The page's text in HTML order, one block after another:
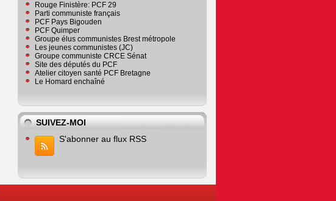
Rouge Finistère: PCF 29
Parti communiste français
PCF Pays Bigouden
PCF Quimper
Groupe élus communistes Brest métropole
Les jeunes communistes (JC)
Groupe communiste CRCE Sénat
Site des députés du PCF
Atelier citoyen santé PCF Bretagne
Le Homard enchaîné
SUIVEZ-MOI
S'abonner au flux RSS